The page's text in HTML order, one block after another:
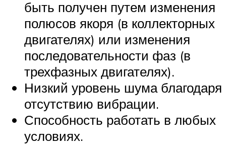
быть получен путем изменения
полюсов якоря (в коллекторных
двигателях) или изменения
последовательности фаз (в
трехфазных двигателях).
Низкий уровень шума благодаря
отсутствию вибрации.
Способность работать в любых
условиях.